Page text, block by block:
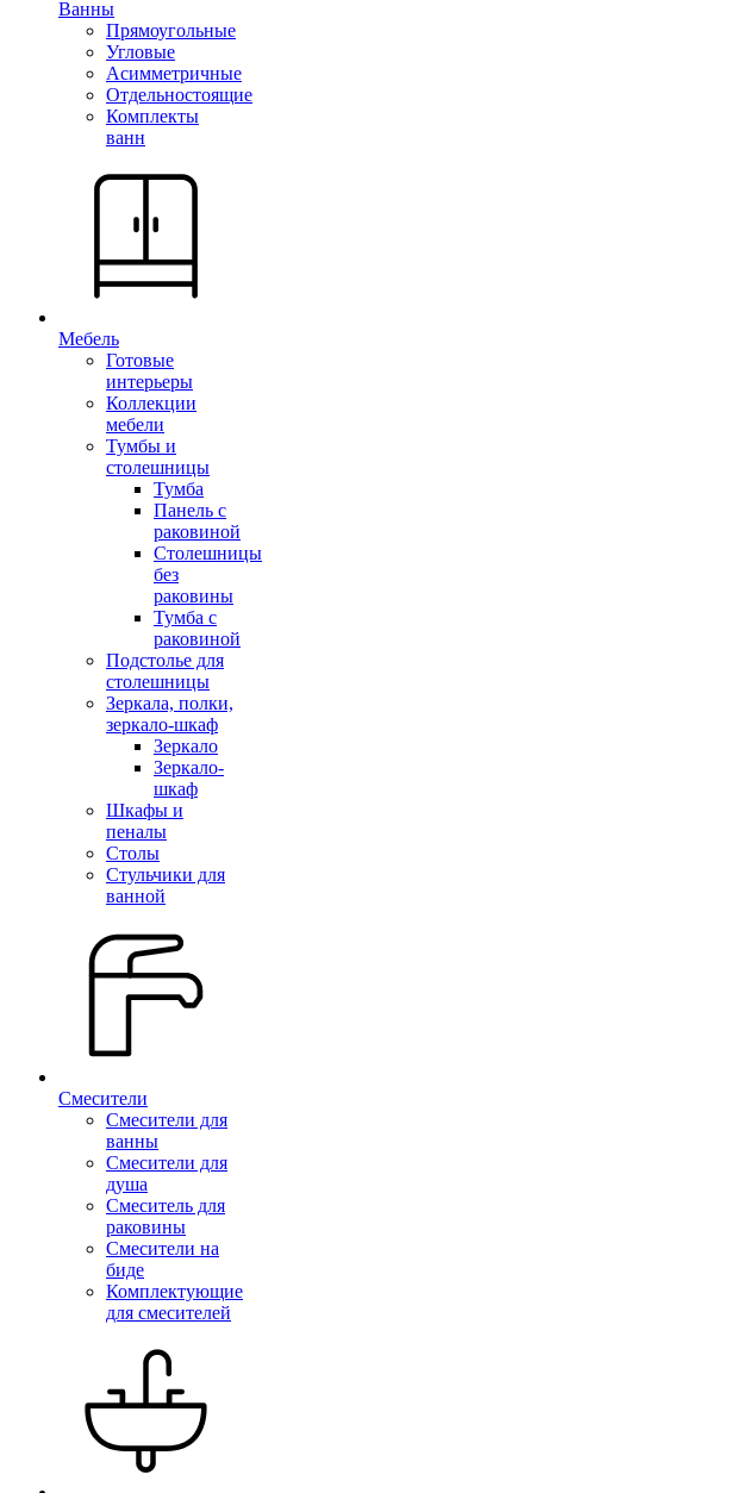
Ванны
Прямоугольные
Угловые
Асимметричные
Отдельностоящие
Комплекты
ванн
Мебель
Готовые
интерьеры
Коллекции
мебели
Тумбы и
столешницы
Тумба
Панель с
раковиной
Столешницы
без
раковины
Тумба с
раковиной
Подстолье для
столешницы
Зеркала, полки,
зеркало-шкаф
Зеркало
Зеркало-
шкаф
Шкафы и
пеналы
Столы
Стульчики для
ванной
Смесители
Смесители для
ванны
Смесители для
душа
Смеситель для
раковины
Смесители на
биде
Комплектующие
для смесителей